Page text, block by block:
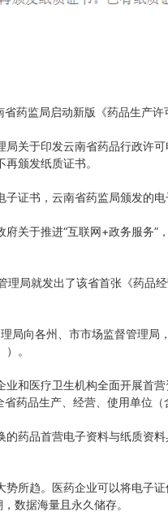
药监局启动新版《药品生产许
局关于印发云南省药品行政
颁发纸质证书。
子证书，云南省药监局颁发的
关于推进“互联网+政务服务
局就发出了该省首张《药品
向各州、市市场监督管理局
。
业和医疗卫生机构全面开展
药品生产、经营、使用单位
的药品首营电子资料与纸质
势所趋。医药企业可以将电子
数据海量且永久储存。